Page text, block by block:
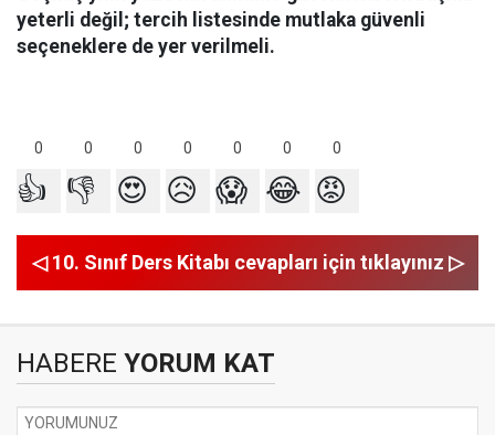
yeterli değil; tercih listesinde mutlaka güvenli
seçeneklere de yer verilmeli.
0 0 0 0 0 0 0
👍 👎 😍 😥 😱 😂 😡
◁ 10. Sınıf Ders Kitabı cevapları için tıklayınız ▷
HABERE YORUM KAT